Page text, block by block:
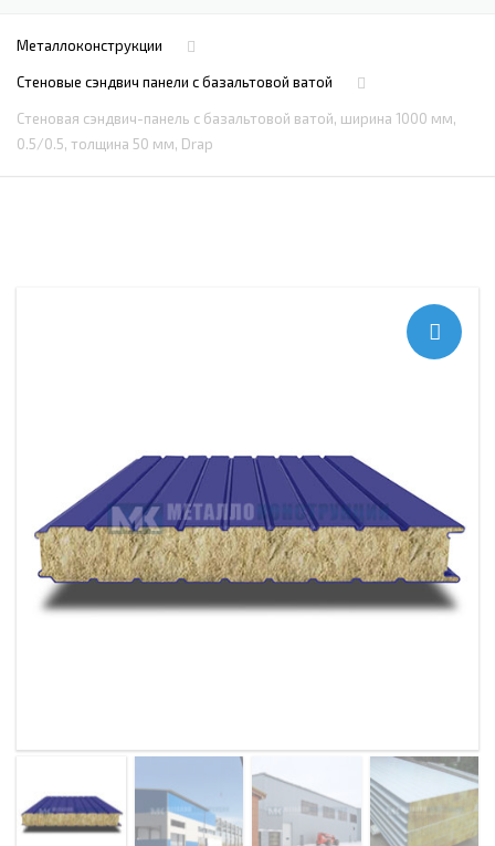
Металлоконструкции
Стеновые сэндвич панели с базальтовой ватой
Стеновая сэндвич-панель с базальтовой ватой, ширина 1000 мм,
0.5/0.5, толщина 50 мм, Drap